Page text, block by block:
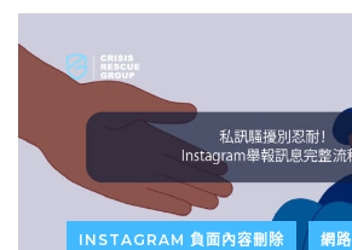
INSTAGRAM 負面內容刪除 網